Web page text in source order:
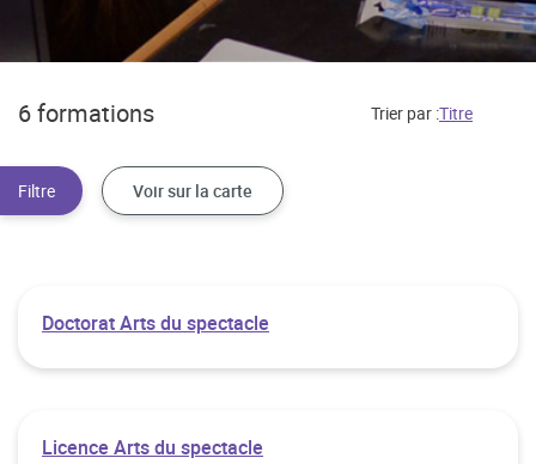
6 formations Trier par :
Voir sur la carte
Doctorat Arts du spectacle
Licence Arts du spectacle